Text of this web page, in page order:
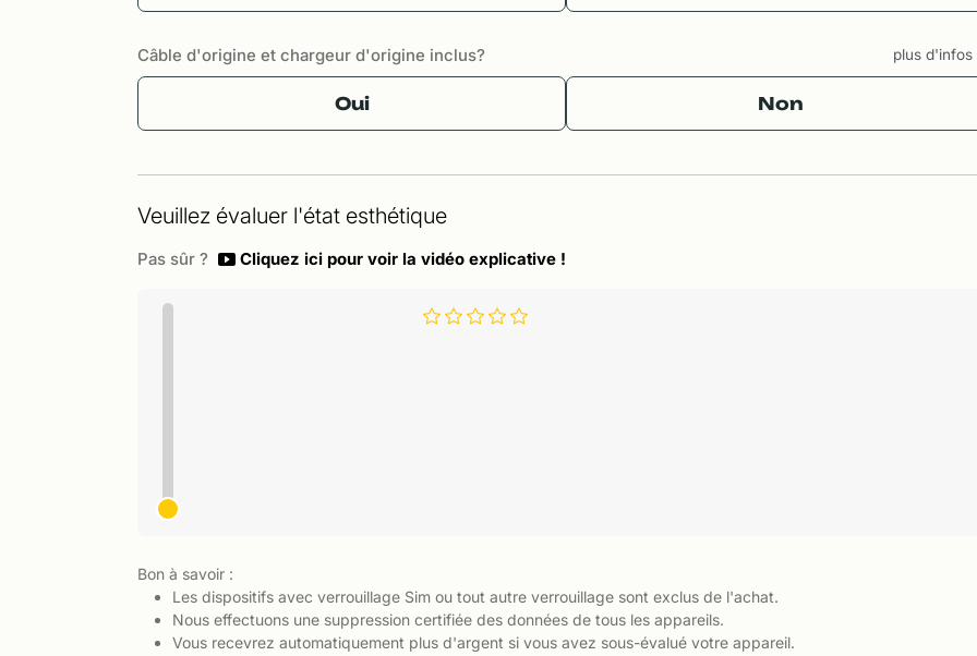
Câble d'origine et chargeur d'origine inclus? plus d'infos
Oui Non
Veuillez évaluer l'état esthétique
Pas sûr ? Cliquez ici pour voir la vidéo explicative !
Bon à savoir :
Les dispositifs avec verrouillage Sim ou tout autre verrouillage sont exclus de l'achat.
Nous effectuons une suppression certifiée des données de tous les appareils.
Vous recevrez automatiquement plus d'argent si vous avez sous-évalué votre appareil.